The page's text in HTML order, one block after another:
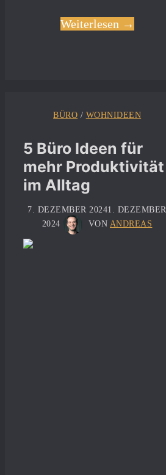
Weiterlesen →
BÜRO / WOHNIDEEN
5 Büro Ideen für
mehr Produktivität
im Alltag
7. DEZEMBER 20241. DEZEMBER
2024
VON ANDREAS